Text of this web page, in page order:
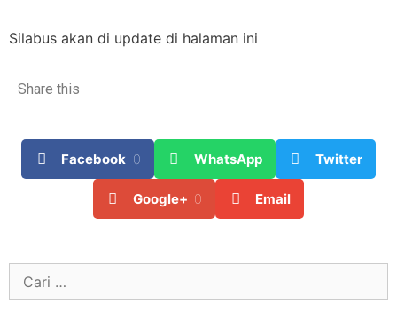
Silabus akan di update di halaman ini
Share this
Facebook 0 WhatsApp Twitter
Google+ 0 Email